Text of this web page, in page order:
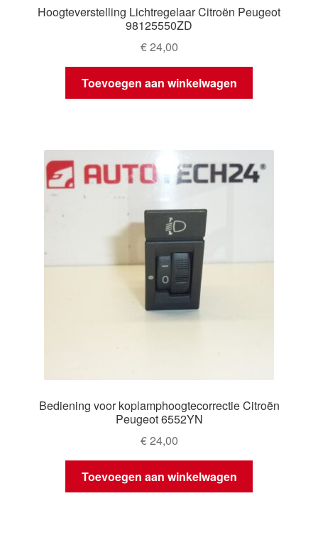
Hoogteverstelling Lichtregelaar Citroën Peugeot
98125550ZD
€24,00
Toevoegen aan winkelwagen
Bediening voor koplamphoogtecorrectie Citroën
Peugeot 6552YN
€24,00
Toevoegen aan winkelwagen